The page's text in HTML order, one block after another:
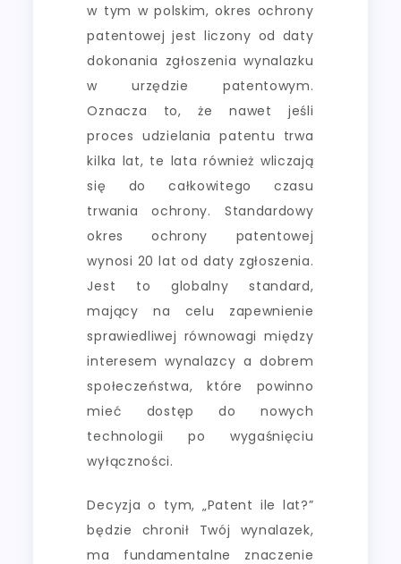
w tym w polskim, okres ochrony
patentowej jest liczony od daty
dokonania zgłoszenia wynalazku
w urzędzie patentowym.
Oznacza to, że nawet jeśli
proces udzielania patentu trwa
kilka lat, te lata również wliczają
się do całkowitego czasu
trwania ochrony. Standardowy
okres ochrony patentowej
wynosi 20 lat od daty zgłoszenia.
Jest to globalny standard,
mający na celu zapewnienie
sprawiedliwej równowagi między
interesem wynalazcy a dobrem
społeczeństwa, które powinno
mieć dostęp do nowych
technologii po wygaśnięciu
wyłączności.
Decyzja o tym, „Patent ile lat?”
będzie chronił Twój wynalazek,
ma fundamentalne znaczenie